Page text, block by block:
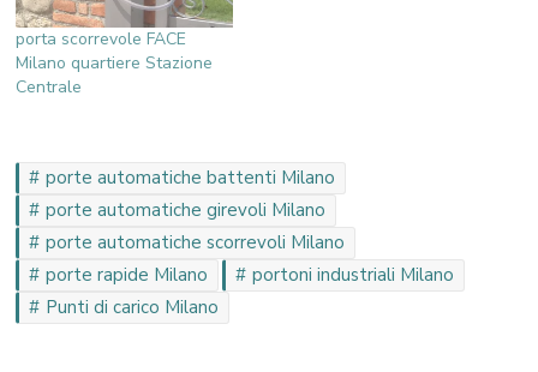
porta scorrevole FACE
Milano quartiere Stazione
Centrale
porte automatiche battenti Milano
porte automatiche girevoli Milano
porte automatiche scorrevoli Milano
porte rapide Milano
portoni industriali Milano
Punti di carico Milano